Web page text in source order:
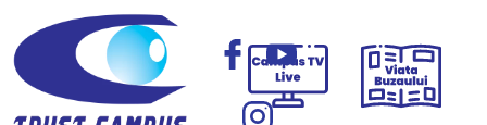
Campus
Viața